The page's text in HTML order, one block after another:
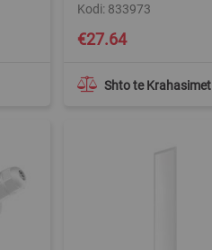
Kodi: 833973
Shto te Krahasimet
€27.64